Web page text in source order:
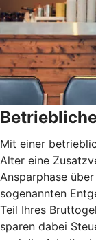
Mit einer
Alter eine
Ansparphase
sogenannten
Teil Ihres
sparen dabei